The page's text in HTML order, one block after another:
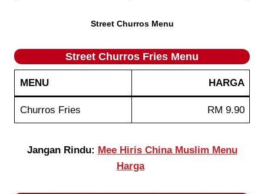
Street Churros Menu
Street Churros Fries Menu
MENU HARGA
Churros Fries RM 9.90
Jangan Rindu: Mee Hiris China Muslim Menu
Harga